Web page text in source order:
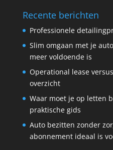
Recente berichten
Professionele
Slim omgaan met je
meer voldoende is
Operational lease
overzicht
Waar moet je op letten
praktische gids
Auto bezitten zonder
abonnement ideaal is